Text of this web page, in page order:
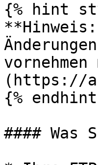
{% hint
(https://
{%
#### Was